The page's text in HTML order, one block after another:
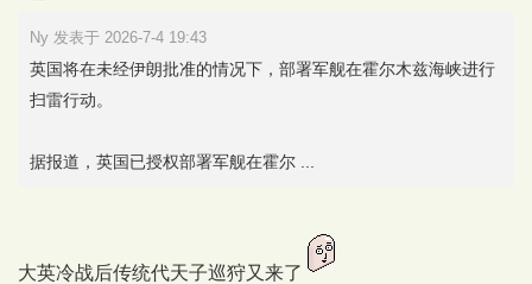
Ny 发表于 2026-7-4 19:43
英国将在未经伊朗批准的情况下，部署军舰在霍尔木兹海峡进行
扫雷行动。
据报道，英国已授权部署军舰在霍尔 ...
大英冷战后传统代天子巡狩又来了